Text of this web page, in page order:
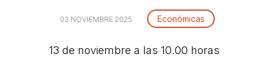
03 NOVIEMBRE 2025 Económicas
13 de noviembre a las 10.00 horas